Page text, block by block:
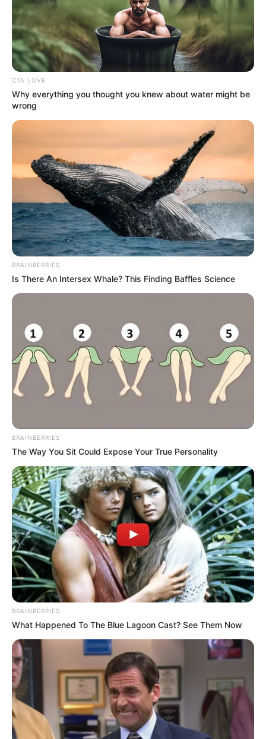
CTA LOVE
Why everything you thought you knew about water might be
wrong
BRAINBERRIES
Is There An Intersex Whale? This Finding Baffles Science
BRAINBERRIES
The Way You Sit Could Expose Your True Personality
BRAINBERRIES
What Happened To The Blue Lagoon Cast? See Them Now